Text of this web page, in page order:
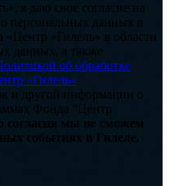
я даю свое согласие на
персональных данных в
«Гилель» в области
данных, а также
об обработке
«Гилель»
и другой информации о
Фонда “Центр
согласия мы не сможем
событиях в Гилеле.